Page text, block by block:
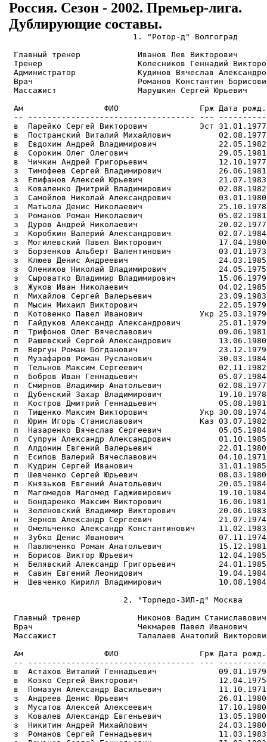
Россия. Сезон - 2002. Премьер-лига.
Дублирующие составы.
                          1. "Ротор-д" Волгоград
                                                                          
 Главный тренер            Иванов Лев Викторович               19.12.1967 
 Тренер                    Колесников Геннадий Викторович      12.01.1960 
 Администратор             Кудинов Вячеслав Александрович      17.08.1953 
 Врач                      Романов Константин Борисович        30.07.1957 
 Массажист                 Марушкин Сергей Юрьевич             26.01.1968 
                                                                          
 Ам                 ФИО                 Грж Дата рожд. Рст Вс  Игр   Гол  Пред  Уд        Пришел              Ушел        
 -- ----------------------------------- --- ---------- --- -- ----- ----- ---- ---- ------------------ ------------------ 
 в  Парейко Сергей Викторович           Эст 31.01.1977 198 92    18   -15                                                 
 в  Постранский Виталий Михайлович          02.08.1977 186 83    10   -10                                                 
 в  Евдохин Андрей Владимирович             22.05.1982 196 82     8   -14                                                 
 в  Сорокин Олег Олегович                   29.05.1981 194 77     4    -2                                                 
 в  Чичкин Андрей Григорьевич               12.10.1977 195 81     3                                                       
 з  Тимофеев Сергей Владимирович            26.06.1981 185 78    28          6                                            
 з  Епифанов Алексей Юрьевич                21.07.1983 187 72    21          2                                            
 з  Коваленко Дмитрий Владимирович          02.08.1982 189 79    21     1    6    1                                       
 з  Самойлов Николай Александрович          03.01.1980 182 75    19                                                       
 з  Матьола Денис Николаевич                25.10.1978 182 76     8          1                                            
 з  Романов Роман Николаевич                05.02.1981 184 76     8     1    1                                            
 з  Дуров Андрей Николаевич                 20.02.1977 186 80     7          1                         "Ротор" Вг         
 з  Коробкин Валерий Александрович          02.07.1984 181 72     7                 ???                "Ротор" Вг         
 з  Могилевский Павел Викторович            17.04.1980 184 77     5     1    1                                            
 з  Борзенков Альберт Валентинович          03.01.1973 185 80     1                                                       
 з  Клюев Денис Андреевич                   24.03.1985 177 69     1                 ???                "Ротор" Вг         
 з  Олеников Николай Владимирович           24.05.1975 188 82     1     1                                                 
 з  Сыроватко Владимир Владимирович         15.06.1979 187 79     1                                                       
 з  Жуков Иван Николаевич                   04.02.1985 177 68                       ???                ???                
 п  Михайлов Сергей Валерьевич              23.09.1983 176 65    27     2    2                                            
 п  Мысин Михаил Викторович                 22.05.1979 186 67    17     6    1    1                    "Ротор" Вг         
 п  Котовенко Павел Иванович            Укр 25.03.1979 181 69    16     6    5                                            
 п  Гайдуков Александр Александрович        25.01.1979 166 57    15     1                                                 
 п  Трифонов Олег Вячеславович              09.06.1981 174 69    15     5    4    1                                       
 п  Рашевский Сергей Александрович          13.06.1980 185 78    14          3                                            
 п  Вергун Роман Богданович                 23.12.1979 187 75    11          2                                            
 п  Музафаров Роман Русланович              30.03.1984 174 64    10          1      ???                "Текстильщик" Кмш  
 п  Тельнов Максим Сергеевич                02.11.1982 178 70    10                                                       
 п  Бобров Иван Геннадьевич                 05.07.1984 178 68     9     1    1    1 "Ротор" Вг         "Ротор" Вг         
 п  Смирнов Владимир Анатольевич            02.08.1977 181 72     9                                    "Ротор" Вг         
 п  Дубенский Захар Владимирович            19.10.1978 177 67     7          1                         "Ротор" Вг         
 п  Костров Дмитрий Геннадьевич             05.08.1981 186 79     7     1                                                 
 п  Тищенко Максим Викторович           Укр 30.08.1974 184 80     7     1    1    1                                       
 п  Юрин Игорь Станиславович            Каз 03.07.1982 168 64     5                                                       
 п  Назаренко Вячеслав Сергеевич            05.05.1984 185 71     4                 ???                "Ротор" Вг         
 п  Супрун Александр Александрович          01.10.1985 172 68     4                 ???                "Ротор" Вг         
 п  Алдонин Евгений Валерьевич              22.01.1980 179 72     2                                                       
 п  Есипов Валерий Вячеславович             04.10.1971 170 69     2     1    2                                            
 п  Кудрин Сергей Иванович                  31.01.1985 168 62     2                 ???                                   
 п  Шевченко Сергей Юрьевич                 08.03.1980 179 63     1                                                       
 п  Князьков Евгений Анатольевич            20.05.1984 172 62                       ???                ???                
 п  Магомедов Магомед Гадживирович          19.10.1984 174 64                       ???                ???                
 н  Бондаренко Максим Викторович            16.06.1981 182 77    18     9    3    1                                       
 н  Зеленовский Владимир Викторович         20.06.1983 180 74    15     6    2                                            
 н  Зернов Александр Сергеевич              21.07.1974 176 70    15     6    3                                            
 н  Омельченко Александр Константинович     11.02.1983 170 70    14     1    4                                            
 н  Зубко Денис Иванович                    07.11.1974 190 80    11     6    2    1                                       
 н  Павлюченко Роман Анатольевич            15.12.1981 188 78     7     4    1    1                                       
 н  Борисов Виктор Юрьевич                  12.04.1985 180 71     3     1           ???                "Ротор" Вг         
 н  Белявский Александр Григорьевич         24.01.1985 182 73     1                 ???                "Ротор" Вг         
 н  Савин Евгений Леонидович                19.04.1984 184 74     1                 "Ротор" Вг         "Рязань-Агрокомпле 
 н  Шевченко Кирилл Владимирович            10.08.1984 180 71                       ???                ???                

                        2. "Торпедо-ЗИЛ-д" Москва
                                                                          
 Главный тренер            Никонов Вадим Станиславович         09.08.1948 
 Врач                      Чекмарев Павел Иванович             06.07.1966 
 Массажист                 Талалаев Анатолий Викторович        19.02.1952 
                                                                          
 Ам                 ФИО                 Грж Дата рожд. Рст Вс  Игр   Гол  Пред  Уд        Пришел              Ушел        
 -- ----------------------------------- --- ---------- --- -- ----- ----- ---- ---- ------------------ ------------------ 
 в  Астахов Виталий Геннадьевич             09.01.1979 195 78    20   -23                                                 
 в  Козко Сергей Викторович                 12.04.1975 188 82    13   -11                                                 
 в  Помазун Александр Васильевич            11.10.1971 192 88     2    -1                                                 
 з  Андреев Денис Юрьевич                   26.01.1980 183 76    30     1                                                 
 з  Мусатов Алексей Алексеевич              17.10.1980 184 80    27     1   13                                            
 з  Ковалев Александр Евгеньевич            13.05.1980 182 71    26     3    1                                            
 з  Никитин Андрей Михайлович               24.03.1980 187 73    22                                                       
 з  Романов Сергей Геннадьевич              11.03.1983 174 70    21          4      ???                "Торпедо-ЗИЛ" М    
 з  Романов Сергей Геннадьевич              11.03.1983 174 70    21          4      ???                "Торпедо-ЗИЛ" М    
 з  Орлов Кирилл Евгеньевич                 18.01.1983 179 74    20     1    4    1                                       
 з  Бородкин Александр Анатольевич          01.10.1971 181 77    11          3                                            
 з  Смирнов Дмитрий Николаевич              09.11.1980 184 76    10                                                       
 з  Селезнев Сергей Анатольевич         Укр 17.02.1975 187 79     9          1                                            
 з  Демин Эдуард Викторович                 26.03.1974 190 81     7          1                                            
 з  Мороз Юрий Леонтьевич               Укр 08.09.1970 184 76     3          1                                            
 з  Гражюнас Тадас                      Лит 18.04.1978 192 83     2                                                       
 з  Гущин Алексей Анатольевич               21.10.1971 182 81     2                                                       
 з  Дедура Игнас